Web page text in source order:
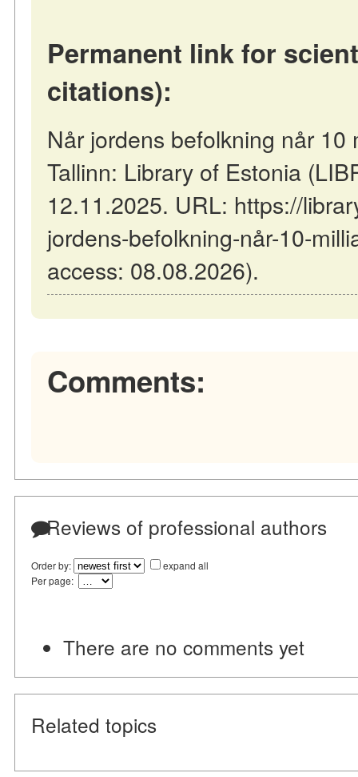
Permanent link for
citations):
Når jordens befolkning når 10
Tallinn: Library of Estonia
12.11.2025. URL: https://
jordens-befolkning-når-10-
access: 08.08.2026).
Comments:
Reviews of professional authors
Order by:
expand all
Per page:
There are no comments yet
Related topics